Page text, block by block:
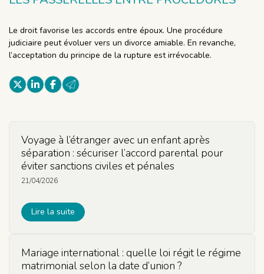
Le droit favorise les accords entre époux. Une procédure
judiciaire peut évoluer vers un divorce amiable. En revanche,
l’acceptation du principe de la rupture est irrévocable.
Voyage à l’étranger avec un enfant après
séparation : sécuriser l’accord parental pour
éviter sanctions civiles et pénales
21/04/2026
Lire la suite
Mariage international : quelle loi régit le régime
matrimonial selon la date d’union ?